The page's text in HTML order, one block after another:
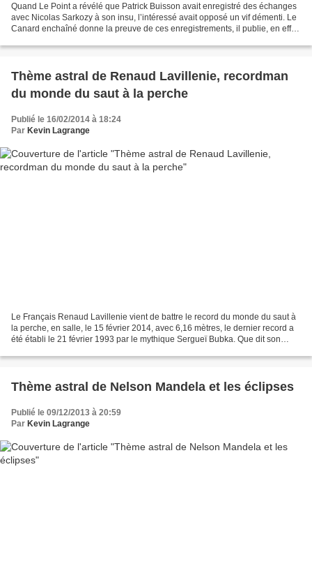
Quand Le Point a révélé que Patrick Buisson avait enregistré des échanges
avec Nicolas Sarkozy à son insu, l’intéressé avait opposé un vif démenti. Le
Canard enchaîné donne la preuve de ces enregistrements, il publie, en effet,
Thème astral de Renaud Lavillenie, recordman
du monde du saut à la perche
Publié le 16/02/2014 à 18:24
Par Kevin Lagrange
Le Français Renaud Lavillenie vient de battre le record du monde du saut à
la perche, en salle, le 15 février 2014, avec 6,16 mètres, le dernier record a
été établi le 21 février 1993 par le mythique Sergueï Bubka. Que dit son
Thème astral de Nelson Mandela et les éclipses
Publié le 09/12/2013 à 20:59
Par Kevin Lagrange